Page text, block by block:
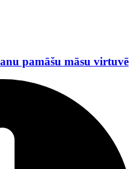
pamāšu māsu virtuvē